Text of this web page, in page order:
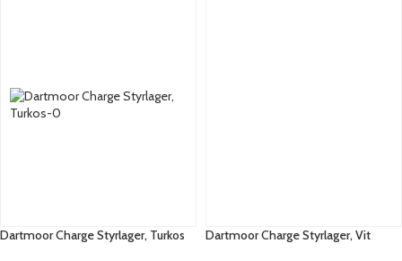
Dartmoor Charge Styrlager, Turkos Dartmoor Charge Styrlager, Vit